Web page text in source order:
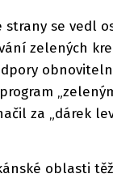
strany se vedl
zelených
za „dárek
oblasti